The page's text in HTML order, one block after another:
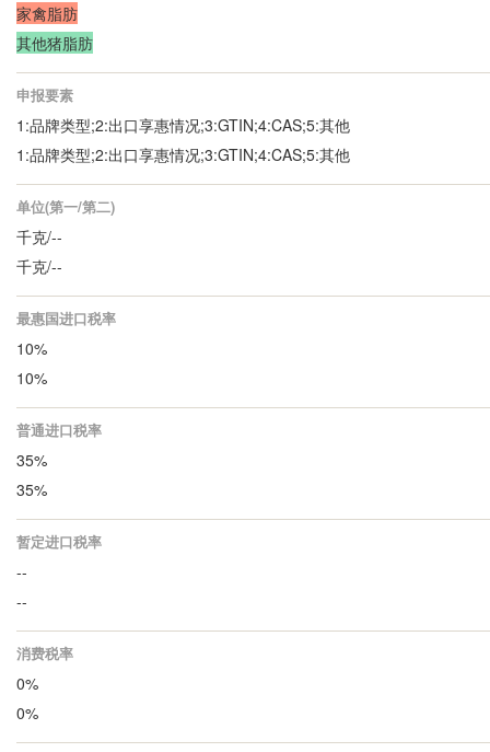
家禽脂肪
其他猪脂肪
申报要素
1:品牌类型;2:出口享惠情况;3:GTIN;4:CAS;5:其他
1:品牌类型;2:出口享惠情况;3:GTIN;4:CAS;5:其他
单位(第一/第二)
千克/--
千克/--
最惠国进口税率
10%
10%
普通进口税率
35%
35%
暂定进口税率
--
--
消费税率
0%
0%